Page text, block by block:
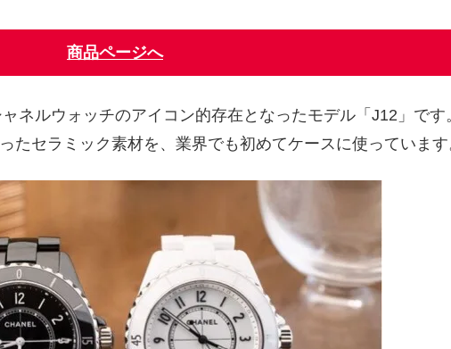
商品ページへ
ネルウォッチのアイコン的存在となったモデル「J12」です
たセラミック素材を、業界でも初めてケースに使っています